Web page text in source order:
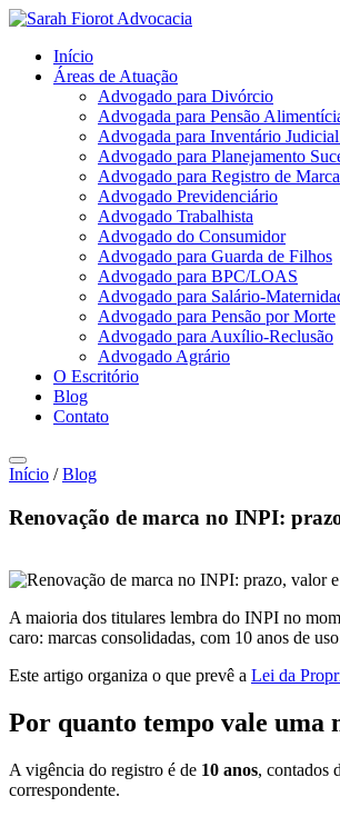
Início
Áreas de Atuação
Advogado para Divórcio
Advogada para Pensão
Advogada para Inventário
Advogado para Planejamento
Advogado para Registro de
Advogado Previdenciário
Advogado Trabalhista
Advogado do Consumidor
Advogado para Guarda de Filhos
Advogado para BPC/LOAS
Advogado para Salário-
Advogado para Pensão por Morte
Advogado para Auxílio-Reclusão
Advogado Agrário
O Escritório
Blog
Contato
Início /Blog
Renovação de marca no INPI:
A maioria dos titulares lembra do INPI no
caro: marcas consolidadas, com 10 anos de
Este artigo organiza o que prevê a Lei da
Por quanto tempo vale uma
A vigência do registro é de 10 anos, contados
correspondente.